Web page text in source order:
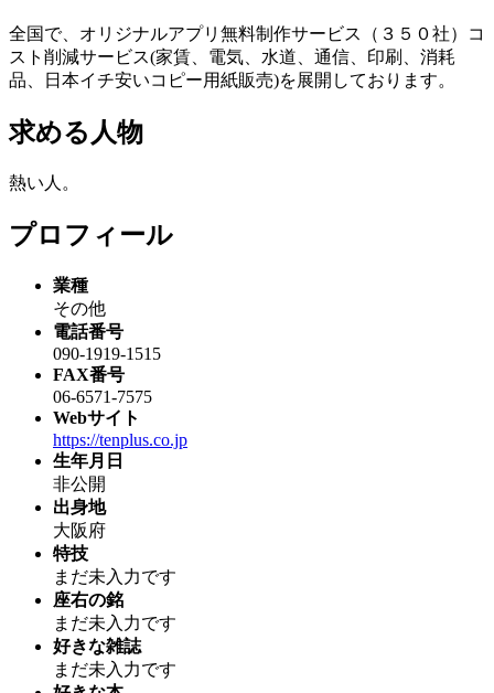
全国で、オリジナルアプリ無料制作サービス（３５０社）コ
スト削減サービス(家賃、電気、水道、通信、印刷、消耗
品、日本イチ安いコピー用紙販売)を展開しております。
求める人物
熱い人。
プロフィール
業種
その他
電話番号
090-1919-1515
FAX番号
06-6571-7575
Webサイト
https://tenplus.co.jp
生年月日
非公開
出身地
大阪府
特技
まだ未入力です
座右の銘
まだ未入力です
好きな雑誌
まだ未入力です